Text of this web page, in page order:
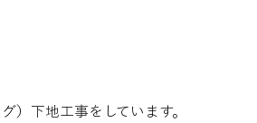
）下地工事をしています。